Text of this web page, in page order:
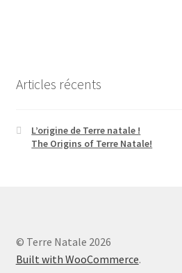
Articles récents
L’origine de Terre natale !
The Origins of Terre Natale!
© Terre Natale 2026
Built with WooCommerce.